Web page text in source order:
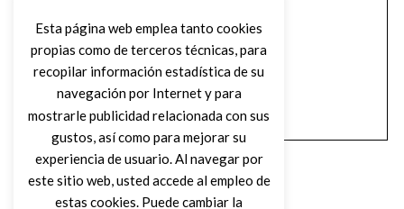
Esta página web emplea tanto cookies
propias como de terceros técnicas, para
recopilar información estadística de su
navegación por Internet y para
mostrarle publicidad relacionada con sus
gustos, así como para mejorar su
experiencia de usuario. Al navegar por
este sitio web, usted accede al empleo de
estas cookies. Puede cambiar la